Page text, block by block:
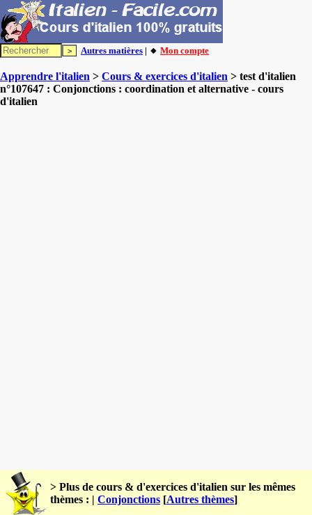
Autres matières | 🔸 Mon compte
Apprendre l'italien > Cours & exercices d'italien > test d'italien
n°107647 : Conjonctions : coordination et alternative - cours
d'italien
> Plus de cours & d'exercices d'italien sur les mêmes
thèmes : | Conjonctions [Autres thèmes]